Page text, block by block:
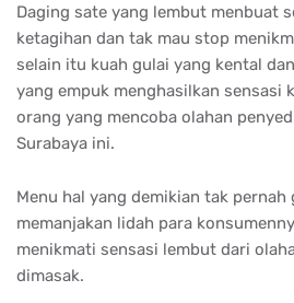
Daging sate yang lembut menbuat
ketagihan dan tak mau stop
selain itu kuah gulai yang kental
yang empuk menghasilkan sensasi
orang yang mencoba olahan
Surabaya ini.
Menu hal yang demikian tak pernah
memanjakan lidah para
menikmati sensasi lembut dari
dimasak.